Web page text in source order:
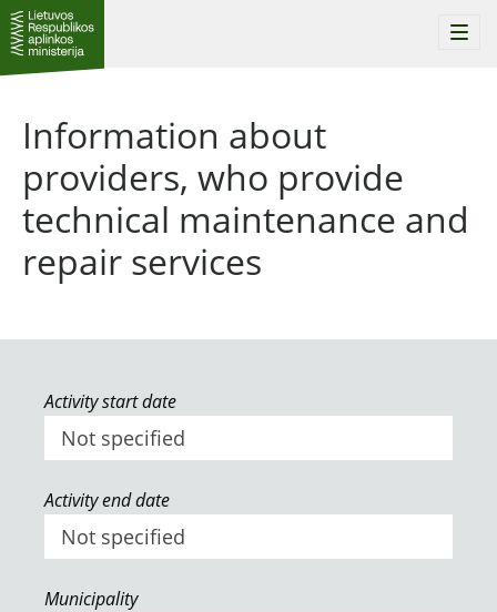
Information about
providers, who provide
technical maintenance and
repair services
Activity start date
Activity end date
Municipality